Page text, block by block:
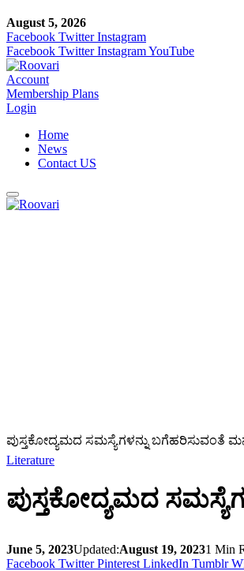
August 5, 2026
Facebook Twitter Instagram
Facebook Twitter InstagramYouTube
Account
Membership Plans
Login
Home
News
Contact US
ಪುಸ್ತಕೋದ್ಯಮದ ಸಮಸ್ಯೆಗಳನ್ನು ಬಗೆಹರಿಸುವಂತೆ
Literature
ಪುಸ್ತಕೋದ್ಯಮದ
June 5, 2023Updated:August 19, 20231 Min
Facebook Twitter Pinterest LinkedIn Tumblr